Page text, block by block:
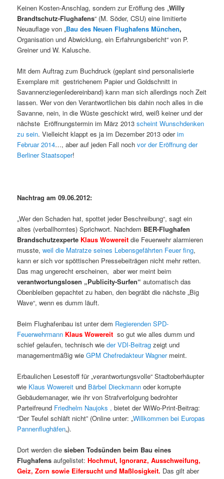
Keinen Kosten-Anschlag, sondern zur Eröffung des „Willy
Brandtschutz-Flughafens“ (M. Söder, CSU) eine limitierte
Neuauflage von „Bau des Neuen Flughafens München,
Organisation und Abwicklung, ein Erfahrungsbericht“ von P.
Greiner und W. Kalusche.
Mit dem Auftrag zum Buchdruck (geplant sind personalisierte
Exemplare mit gestrichenem Papier und Goldschnitt in
Savannenziegenledereinband) kann man sich allerdings noch Zeit
lassen. Wer von den Verantwortlichen bis dahin noch alles in die
Savanne, nein, in die Wüste geschickt wird, weiß keiner und der
nächste Eröffnungstermin im März 2013scheint Wunschdenken
zu sein. Vielleicht klappt es ja im Dezember 2013 oderim
Februar 2014…, aber auf jeden Fall nochvor der Eröffnung der
Berliner Staatsoper!
Nachtrag am 09.06.2012:
„Wer den Schaden hat, spottet jeder Beschreibung“, sagt ein
altes (verballhorntes) Sprichwort. Nachdem BER-Flughafen
Brandschutzexperte Klaus Wowereit die Feuerwehr alarmieren
musste,weil die Matratze seines Lebensgefährten Feuer fing,
kann er sich vor spöttischen Pressebeiträgen nicht mehr retten.
Das mag ungerecht erscheinen, aber wer meint beim
verantwortungslosen „Publicity-Surfen“ automatisch das
Obenbleiben gepachtet zu haben, den begräbt die nächste „Big
Wave“, wenn es dumm läuft.
Beim Flughafenbau ist unter dem Regierenden SPD-
Feuerwehrmann Klaus Wowereit so gut wie alles dumm und
schief gelaufen, technisch wieder VDI-Beitragzeigt und
managementmäßig wieGPM Chefredakteur Wagner meint.
Erbaulichen Lesestoff für „verantwortungsvolle“ Stadtoberhäupter
wie Klaus Wowereitund Bärbel Dieckmann oder korrupte
Gebäudemanager, wie ihr von Strafverfolgung bedrohter
Parteifreund Friedhelm Naujoks ,bietet der WiWo-Print-Beitrag:
“Der Teufel schläft nicht” (Online unter: „Willkommen bei Europas
Pannenflughäfen„).
Dort werden diesieben Todsünden beim Bau eines
Flughafens aufgelistet:Hochmut, Ignoranz, Ausschweifung,
Geiz, Zorn sowie Eifersucht und Maßlosigkeit. Das gilt aber